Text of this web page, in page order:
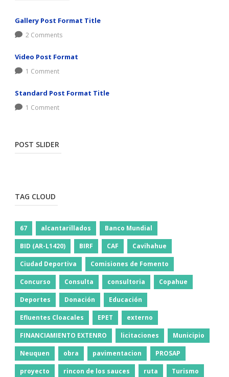
Gallery Post Format Title
2 Comments
Video Post Format
1 Comment
Standard Post Format Title
1 Comment
POST SLIDER
TAG CLOUD
67 alcantarillados Banco Mundial
BID (AR-L1420) BIRF CAF Cavihahue
Ciudad Deportiva Comisiones de Fomento
Concurso Consulta consultoria Copahue
Deportes Donación Educación
Efluentes Cloacales EPET externo
FINANCIAMIENTO EXTENRO licitaciones Municipio
Neuquen obra pavimentacion PROSAP
proyecto rincon de los sauces ruta Turismo